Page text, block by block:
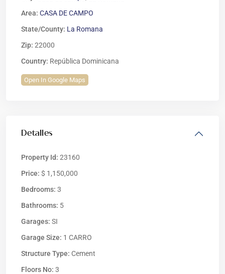
Area: CASA DE CAMPO
State/County: La Romana
Zip: 22000
Country: República Dominicana
Open In Google Maps
Detalles
Property Id: 23160
Price: $ 1,150,000
Bedrooms: 3
Bathrooms: 5
Garages: SI
Garage Size: 1 CARRO
Structure Type: Cement
Floors No: 3